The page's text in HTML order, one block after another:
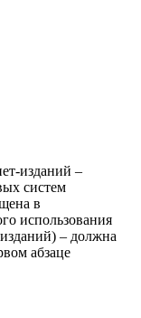
изданий –
систем
в
использования
– должна
абзаце